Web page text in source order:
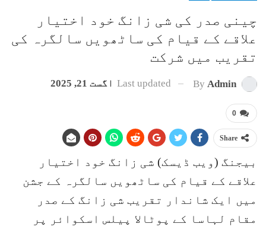
چینی صدر کی شی زانگ خود اختیار
علاقے کے قیام کی ساٹھویں سالگرہ کی
تقریب میں شرکت
By Admin
Last updated اگست 21, 2025
0
Share
بیجنگ (ویب ڈیسک) شی زانگ خود اختیار
علاقے کے قیام کی ساٹھویں سالگرہ کے جشن
میں ایک شاندار تقریب شی زانگ کے صدر
مقام لہاسا کے پوٹالا پیلس اسکوائر پر